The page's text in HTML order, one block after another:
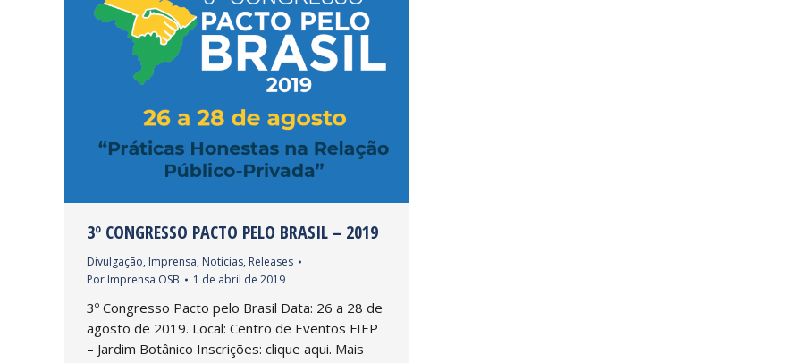
3º CONGRESSO PACTO PELO BRASIL – 2019
Divulgação, Imprensa, Notícias, Releases
Por Imprensa OSB 1 de abril de 2019
3º Congresso Pacto pelo Brasil Data: 26 a 28 de
agosto de 2019. Local: Centro de Eventos FIEP
– Jardim Botânico Inscrições: clique aqui. Mais